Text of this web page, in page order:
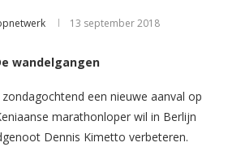
13 september 2018
wandelgangen
een nieuwe aanval op
marathonloper wil in Berlijn
Dennis Kimetto verbeteren.